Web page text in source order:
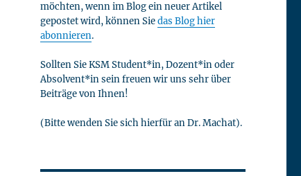
möchten, wenn im Blog ein neuer Artikel
gepostet wird, können Siedas Blog hier
abonnieren.
Sollten Sie KSM Student*in, Dozent*in oder
Absolvent*in sein freuen wir uns sehr über
Beiträge von Ihnen!
(Bitte wenden Sie sich hierfür an Dr. Machat).